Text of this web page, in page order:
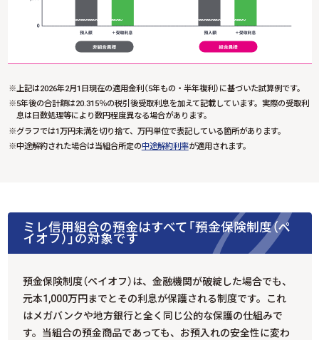
上記は2026年2月1日現在の適用金利（5年もの・半年複利）に基づいた試算例です。
5年後の合計額は20.315％の税引後受取利息を加えて記載しています。実際の受取利
息は日数処理等により数円程度異なる場合があります。
グラフでは1万円未満を切り捨て、万円単位で表記している箇所があります。
中途解約された場合は当組合所定の中途解約利率が適用されます。
ミレ信用組合の預金はすべて「預金保険制度（ペ
イオフ）」の対象です
預金保険制度（ペイオフ）は、金融機関が破綻した場合でも、
元本1,000万円までとその利息が保護される制度です。これ
はメガバンクや地方銀行と全く同じ公的な保護の仕組みで
す。当組合の預金商品であっても、お預入れの安全性に変わ